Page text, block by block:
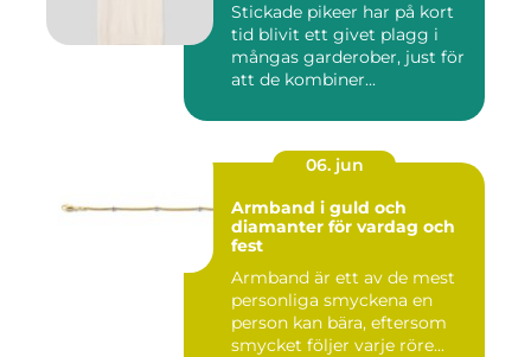
Stickade pikeer har på kort
tid blivit ett givet plagg i
mångas garderober, just för
att de kombiner...
06. jun
Armband i guld och
diamanter för vardag och
fest
Armband är ett av de mest
personliga smyckena en
person kan bära, eftersom
smycket följer varje röre...